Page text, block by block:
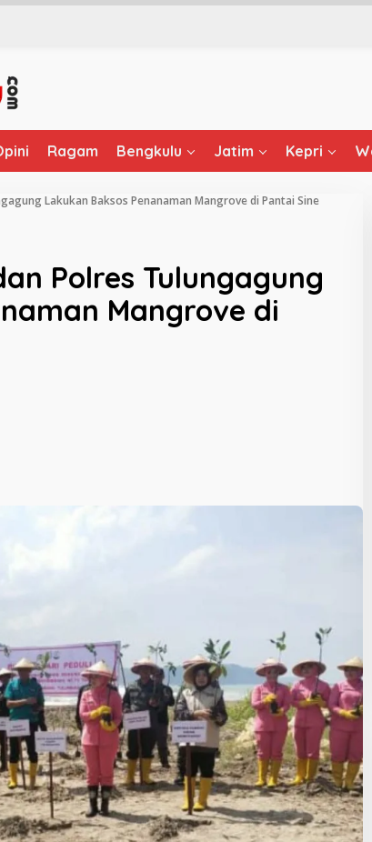
Ragam Bengkulu Jatim Kepri
Lakukan Baksos Penanaman Mangrove di Pantai Sine
Polres Tulungagung
Mangrove di